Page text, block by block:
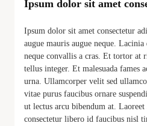
Ipsum dolor sit amet
Ipsum dolor sit amet consectetur
augue mauris augue neque.
neque convallis a cras. Et tortor at
tellus integer. Et malesuada fames
urna. Ullamcorper velit sed
vitae purus faucibus ornare
ut lectus arcu bibendum at. Laoreet
consectetur libero id faucibus nisl